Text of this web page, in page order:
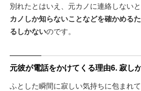
別れたとはいえ、元カノに連絡しないと
カノしか知らないことなどを確かめる
るしかないのです。
元彼が電話をかけてくる理由6. 寂し
ふとした瞬間に寂しい気持ちに包まれ